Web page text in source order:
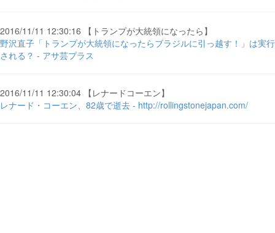
2016/11/11 12:30:16 【トランプが大統領になったら】
野沢直子「トランプが大統領になったらブラジルに引っ越す！」は実行
される？ - アサ芸プラス
2016/11/11 12:30:04 【レナードコーエン】
レナード・コーエン、82歳で逝去 - http://rollingstonejapan.com/